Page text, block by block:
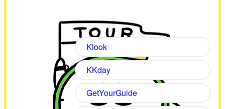
Klook
KKday
GetYourGuide